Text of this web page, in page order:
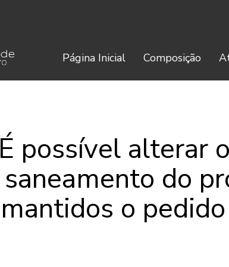
Página Inicial Composição
É possível alterar
saneamento do
mantidos o